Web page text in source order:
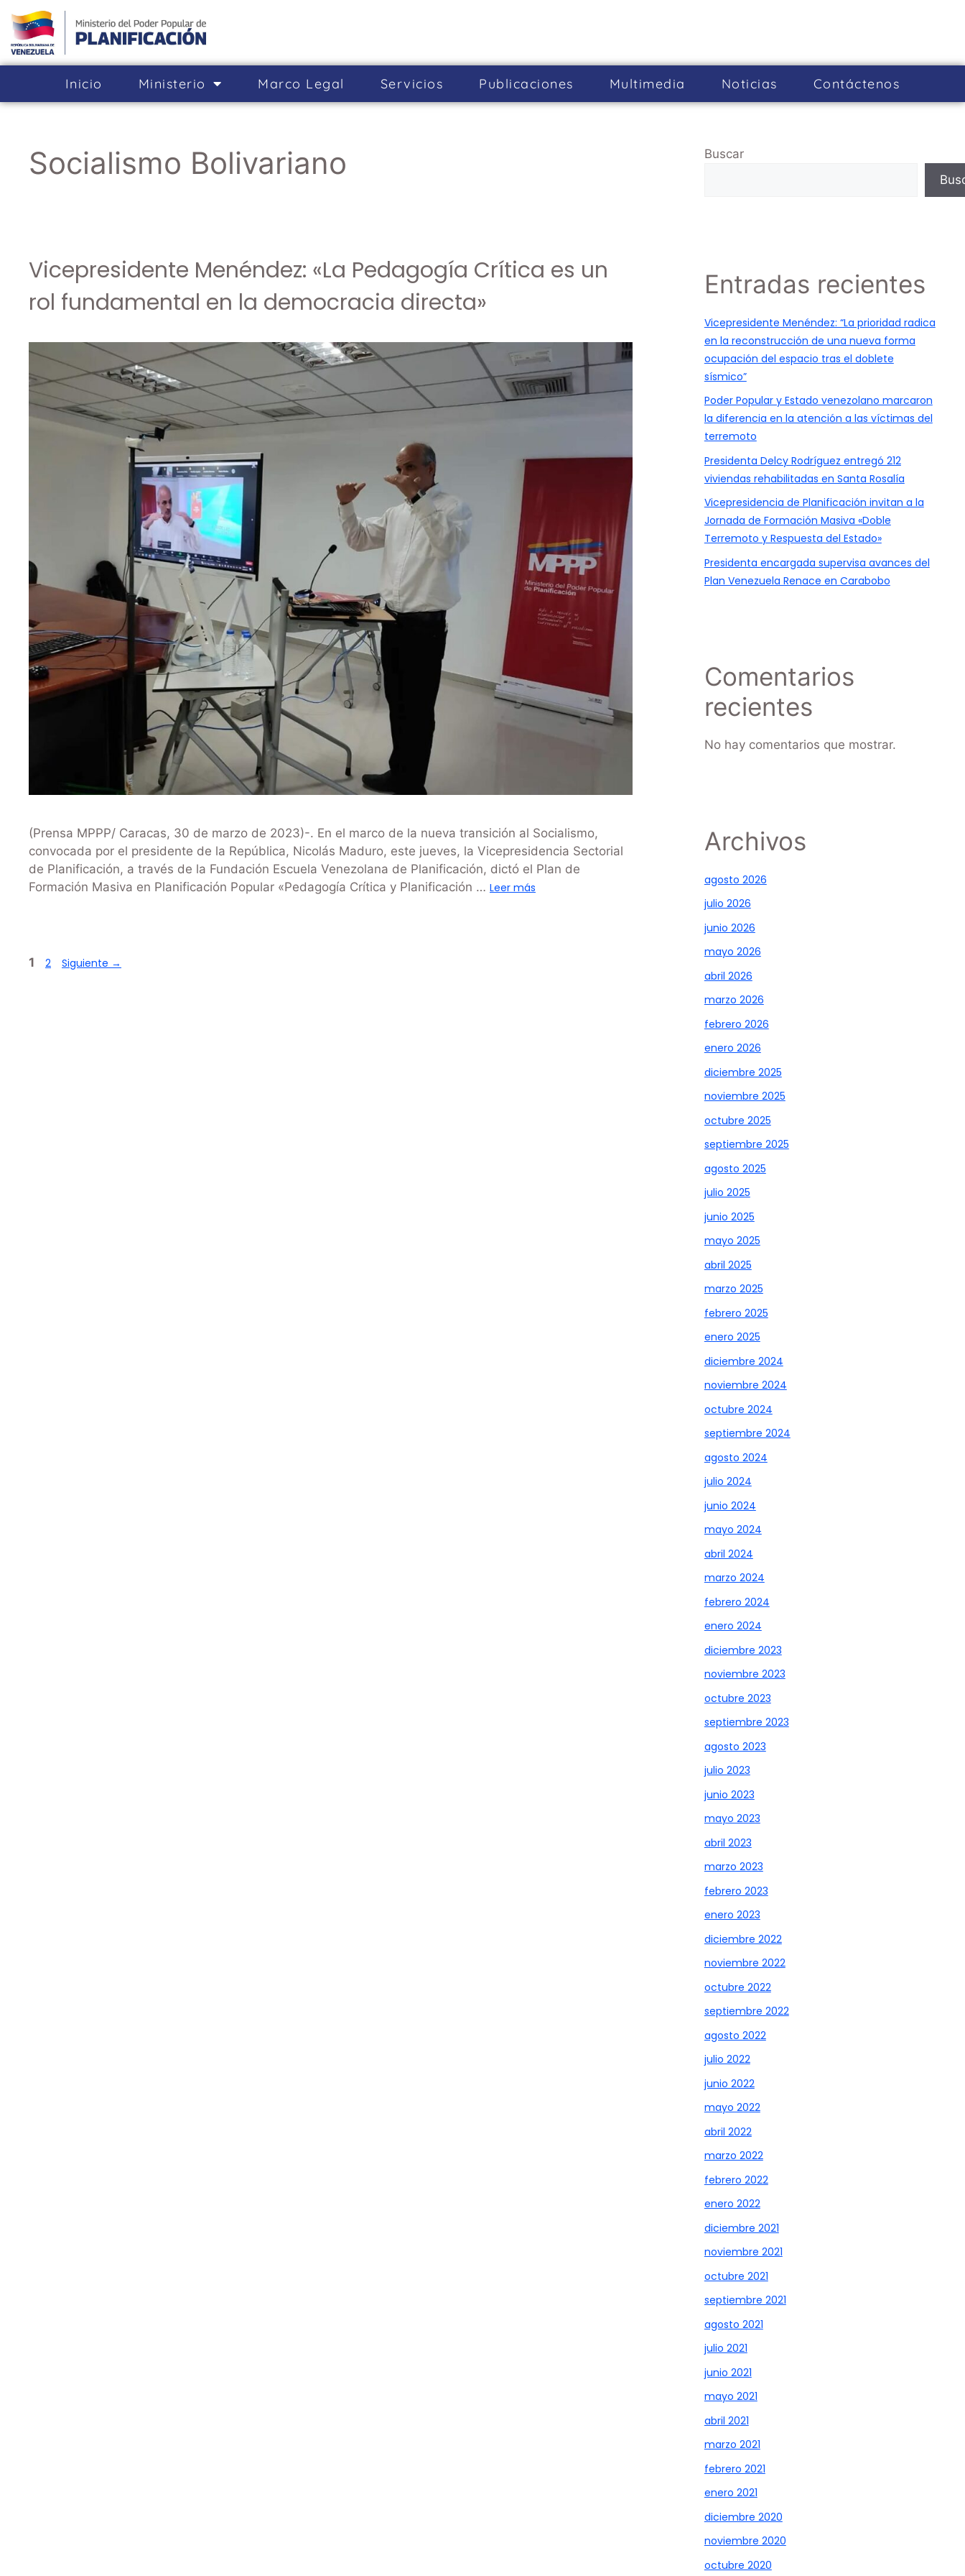
Inicio Ministerio Marco Legal Servicios Publicaciones Multimedia Noticias Cont­áctenos
Socialismo Bolivariano
Vicepresidente Menéndez: «La Pedagogía Crítica es un
rol fundamental en la democracia directa»
(Prensa MPPP/ Caracas, 30 de marzo de 2023)-. En el marco de la nueva transición al Socialismo,
convocada por el presidente de la República, Nicolás Maduro, este jueves, la Vicepresidencia Sectorial
de Planificación, a través de la Fundación Escuela Venezolana de Planificación, dictó el Plan de
Formación Masiva en Planificación Popular «Pedagogía Crítica y Planificación … Leer más
1 2 Siguiente →
Buscar
Entradas recientes
Vicepresidente Menéndez: “La prioridad radica
en la reconstrucción de una nueva forma
ocupación del espacio tras el doblete
sísmico”
Poder Popular y Estado venezolano marcaron
la diferencia en la atención a las víctimas del
terremoto
Presidenta Delcy Rodríguez entregó 212
viviendas rehabilitadas en Santa Rosalía
Vicepresidencia de Planificación invitan a la
Jornada de Formación Masiva «Doble
Terremoto y Respuesta del Estado»
Presidenta encargada supervisa avances del
Plan Venezuela Renace en Carabobo
Comentarios
recientes
No hay comentarios que mostrar.
Archivos
agosto 2026
julio 2026
junio 2026
mayo 2026
abril 2026
marzo 2026
febrero 2026
enero 2026
diciembre 2025
noviembre 2025
octubre 2025
septiembre 2025
agosto 2025
julio 2025
junio 2025
mayo 2025
abril 2025
marzo 2025
febrero 2025
enero 2025
diciembre 2024
noviembre 2024
octubre 2024
septiembre 2024
agosto 2024
julio 2024
junio 2024
mayo 2024
abril 2024
marzo 2024
febrero 2024
enero 2024
diciembre 2023
noviembre 2023
octubre 2023
septiembre 2023
agosto 2023
julio 2023
junio 2023
mayo 2023
abril 2023
marzo 2023
febrero 2023
enero 2023
diciembre 2022
noviembre 2022
octubre 2022
septiembre 2022
agosto 2022
julio 2022
junio 2022
mayo 2022
abril 2022
marzo 2022
febrero 2022
enero 2022
diciembre 2021
noviembre 2021
octubre 2021
septiembre 2021
agosto 2021
julio 2021
junio 2021
mayo 2021
abril 2021
marzo 2021
febrero 2021
enero 2021
diciembre 2020
noviembre 2020
octubre 2020